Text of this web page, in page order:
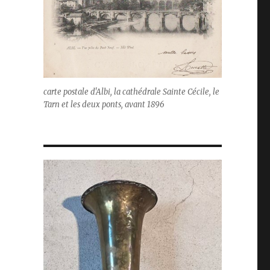
carte postale d'Albi, la cathédrale Sainte Cécile, le
Tarn et les deux ponts, avant 1896